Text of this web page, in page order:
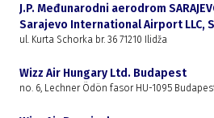
J.P. Međunarodni aerodrom
Sarajevo International Airport LLC,
ul. Kurta Schorka br. 36 71210 Ilidža
Wizz Air Hungary Ltd. Budapest
no. 6, Lechner Ödön fasor HU-1095